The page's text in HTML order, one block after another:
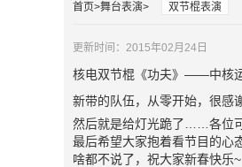
首页 舞台表演 双节棍表演
更新时间：2015年02月24日
核电双节棍《功夫》——中核
新带的队伍，从零开始，很感
然后就是给灯光跪了……各位
最后希望大家抱着看节目的心
啥都不说了，祝大家新春快乐~